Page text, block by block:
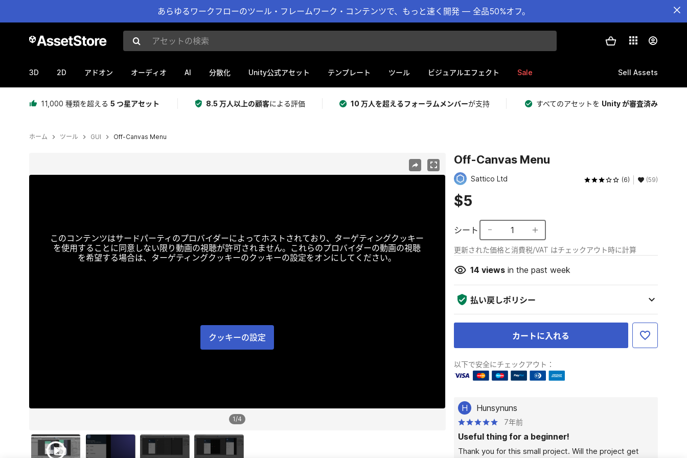
あらゆるワークフローのツール・フレームワーク・コンテンツで、もっと速く開発 — 全品50%オフ。
アセットの検索
3D 2D アドオン オーディオ AI 分散化 Unity公式アセット テンプレート ツール ビジュアルエフェクト Sale Sell Assets
11,000 種類を超える 5 つ星アセット 8.5 万人以上の顧客による評価 10 万人を超えるフォーラムメンバーが支持 すべてのアセットを Unity が審査済み
ホーム ツール GUI Off-Canvas Menu
このコンテンツはサードパーティのプロバイダーによってホストされており、ターゲティングクッキー
を使用することに同意しない限り動画の視聴が許可されません。これらのプロバイダーの動画の視聴
を希望する場合は、ターゲティングクッキーのクッキーの設定をオンにしてください。
クッキーの設定
1/4
Off-Canvas Menu
Sattico Ltd (6) (59)
$5
シート 1
更新された価格と消費税/VAT はチェックアウト時に計算
14 viewsin the past week
払い戻しポリシー
カートに入れる
以下で安全にチェックアウト：
H Hunsynuns
7年前
Useful thing for a beginner!
Thank you for this small project. Will the project get